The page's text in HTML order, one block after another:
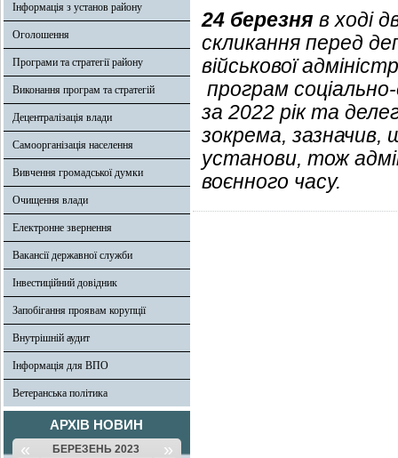
Інформація з установ району
Оголошення
Програми та стратегії району
Виконання програм та стратегій
Децентралізація влади
Самоорганізація населення
Вивчення громадської думки
Очищення влади
Електронне звернення
Вакансії державної служби
Інвестиційний довідник
Запобігання проявам корупції
Внутрішній аудит
Інформація для ВПО
Ветеранська політика
АРХІВ НОВИН
« БЕРЕЗЕНЬ 2023 »
24 березня в ході
скликання перед
військової
програм
за 2022 рік та
зокрема, зазначив,
установи, тож
воєнного часу.